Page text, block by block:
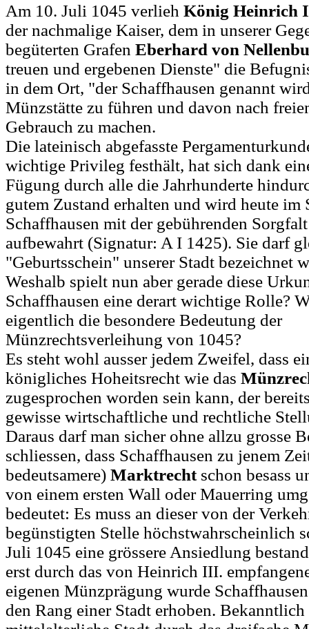
Am 10. Juli 1045 verlieh König Heinrich
der nachmalige Kaiser, dem in unserer
begüterten Grafen Eberhard von
treuen und ergebenen Dienste" die
in dem Ort, "der Schaffhausen genannt
Münzstätte zu führen und davon nach
Gebrauch zu machen.
Die lateinisch abgefasste
wichtige Privileg festhält, hat sich dank
Fügung durch alle die Jahrhunderte
gutem Zustand erhalten und wird heute im
Schaffhausen mit der gebührenden
aufbewahrt (Signatur: A I 1425). Sie darf
"Geburtsschein" unserer Stadt bezeichnet
Weshalb spielt nun aber gerade diese
Schaffhausen eine derart wichtige Rolle?
eigentlich die besondere Bedeutung der
Münzrechtsverleihung von 1045?
Es steht wohl ausser jedem Zweifel, dass
königliches Hoheitsrecht wie das
zugesprochen worden sein kann, der
gewisse wirtschaftliche und rechtliche
Daraus darf man sicher ohne allzu grosse
schliessen, dass Schaffhausen zu jenem
bedeutsamere) Marktrechtschon besass
von einem ersten Wall oder Mauerring
bedeutet: Es muss an dieser von der
begünstigten Stelle höchstwahrscheinlich
Juli 1045 eine grössere Ansiedlung
erst durch das von Heinrich III.
eigenen Münzprägung wurde
den Rang einer Stadt erhoben.